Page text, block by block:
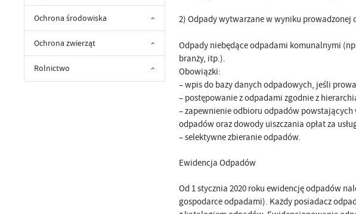
Ochrona środowiska
Ochrona zwierząt
Rolnictwo
2) Odpady wytwarzane w wyniku prowadzonej
Odpady niebędące odpadami komunalnymi
branży, itp.).
Obowiązki:
– wpis do bazy danych odpadowych, jeśli
– postępowanie z odpadami zgodnie z
– zapewnienie odbioru odpadów
odpadów oraz dowody uiszczania opłat za
– selektywne zbieranie odpadów.
Ewidencja Odpadów
Od 1 stycznia 2020 roku ewidencję odpadów
gospodarce odpadami). Każdy posiadacz